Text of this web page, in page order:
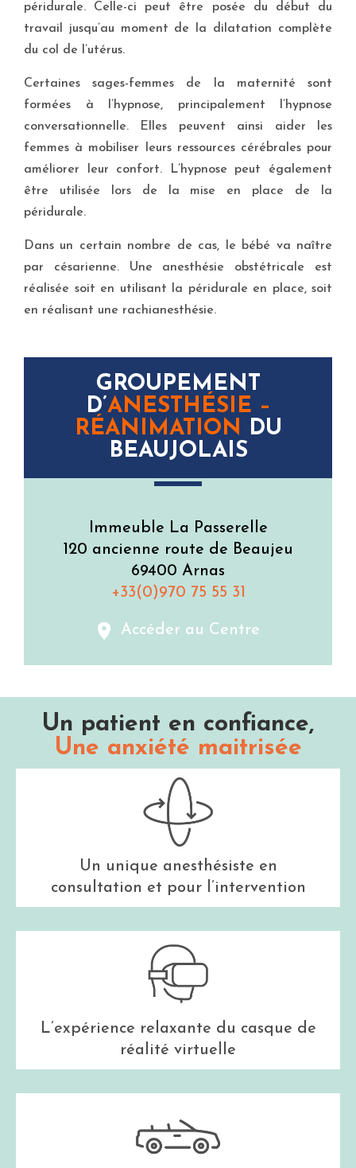
péridurale. Celle-ci peut être posée du début du
travail jusqu’au moment de la dilatation complète
du col de l’utérus.
Certaines sages-femmes de la maternité sont
formées à l’hypnose, principalement l’hypnose
conversationnelle. Elles peuvent ainsi aider les
femmes à mobiliser leurs ressources cérébrales pour
améliorer leur confort. L’hypnose peut également
être utilisée lors de la mise en place de la
péridurale.
Dans un certain nombre de cas, le bébé va naître
par césarienne. Une anesthésie obstétricale est
réalisée soit en utilisant la péridurale en place, soit
en réalisant une rachianesthésie.
GROUPEMENT
D’ANESTHÉSIE –
RÉANIMATION DU
BEAUJOLAIS
Immeuble La Passerelle
120 ancienne route de Beaujeu
69400 Arnas
+33(0)970 75 55 31
Accéder au Centre
Un patient en confiance,
Une anxiété maitrisée
Un unique anesthésiste en
consultation et pour l’intervention
L’expérience relaxante du casque de
réalité virtuelle